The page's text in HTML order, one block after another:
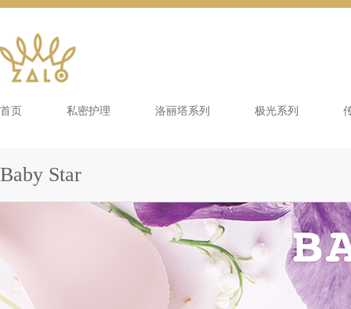
首页 私密护理 洛丽塔系列 极光系列
Baby Star